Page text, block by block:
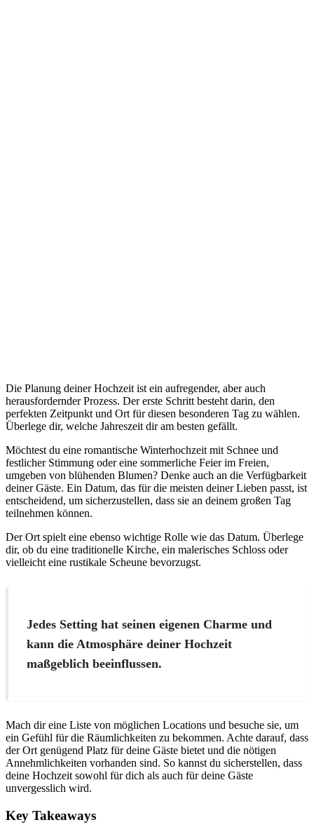
Die Planung deiner Hochzeit ist ein aufregender, aber auch
herausfordernder Prozess. Der erste Schritt besteht darin, den
perfekten Zeitpunkt und Ort für diesen besonderen Tag zu wählen.
Überlege dir, welche Jahreszeit dir am besten gefällt.
Möchtest du eine romantische Winterhochzeit mit Schnee und
festlicher Stimmung oder eine sommerliche Feier im Freien,
umgeben von blühenden Blumen? Denke auch an die Verfügbarkeit
deiner Gäste. Ein Datum, das für die meisten deiner Lieben passt, ist
entscheidend, um sicherzustellen, dass sie an deinem großen Tag
teilnehmen können.
Der Ort spielt eine ebenso wichtige Rolle wie das Datum. Überlege
dir, ob du eine traditionelle Kirche, ein malerisches Schloss oder
vielleicht eine rustikale Scheune bevorzugst.
Jedes Setting hat seinen eigenen Charme und
kann die Atmosphäre deiner Hochzeit
maßgeblich beeinflussen.
Mach dir eine Liste von möglichen Locations und besuche sie, um
ein Gefühl für die Räumlichkeiten zu bekommen. Achte darauf, dass
der Ort genügend Platz für deine Gäste bietet und die nötigen
Annehmlichkeiten vorhanden sind. So kannst du sicherstellen, dass
deine Hochzeit sowohl für dich als auch für deine Gäste
unvergesslich wird.
Key Takeaways